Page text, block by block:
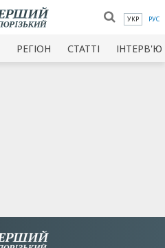
УКР РУС
РЕГІОН СТАТТІ ІНТЕРВ'Ю